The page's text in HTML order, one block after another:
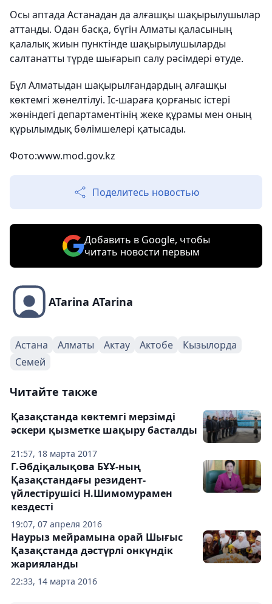
Осы аптада Астанадан да алғашқы шақырылушылар
аттанды. Одан басқа, бүгін Алматы қаласының
қалалық жиын пунктінде шақырылушыларды
салтанатты түрде шығарып салу рәсімдері өтуде.
Бұл Алматыдан шақырылғандардың алғашқы
көктемгі жөнелтілуі. Іс-шараға қорғаныс істері
жөніндегі департаментінің жеке құрамы мен оның
құрылымдық бөлімшелері қатысады.
Фото:www.mod.gov.kz
Поделитесь новостью
Добавить в Google, чтобы
читать новости первым
ATarina ATarina
Астана Алматы Актау Актобе
Кызылорда
Семей
Читайте также
21:57, 18 марта 2017
Қазақстанда көктемгі мерзімді
әскери қызметке шақыру басталды
19:07, 07 апреля 2016
Г.Әбдіқалықова БҰҰ-ның
Қазақстандағы резидент-
үйлестірушісі Н.Шимомурамен
кездесті
22:33, 14 марта 2016
Наурыз мейрамына орай Шығыс
Қазақстанда дәстүрлі онкүндік
жарияланды